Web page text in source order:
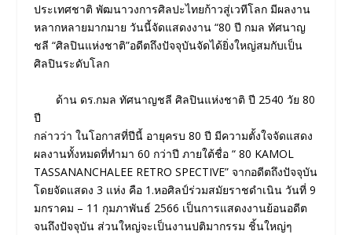
ประเทศชาติ พัฒนาวงการศิลปะไทยก้าวสู่เวทีโลก มีผลงาน
หลากหลายมากมาย วันนี้จัดแสดงงาน “80 ปี กมล ทัศนาญ
ชลี “ศิลปินแห่งชาติ”อดีตถึงปัจจุบันจัดได้ยิ่งใหญ่สมกับเป็น
ศิลปินระดับโลก
ด้าน ดร.กมล ทัศนาญชลี ศิลปินแห่งชาติ ปี 2540 วัย 80
ปี
กล่าวว่า ในโอกาสที่ปีนี้ อายุครบ 80 ปี มีความตั้งใจจัดแสดง
ผลงานทั้งหมดที่ทำมา 60 กว่าปี ภายใต้ชื่อ “ 80 KAMOL
TASSANANCHALEE RETRO SPECTIVE” จากอดีตถึงปัจจุบัน
โดยจัดแสดง 3 แห่ง คือ 1.หอศิลป์ร่วมสมัยราชดำเนิน วันที่ 9
มกราคม – 11 กุมภาพันธ์ 2566 เป็นการแสดงงานย้อนอดีต
จนถึงปัจจุบัน ส่วนใหญ่จะเป็นงานปติมากรรม ชิ้นใหญ่ๆ